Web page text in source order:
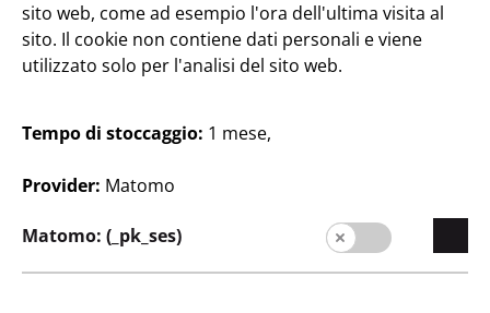
Azienda
Carriera
sito web, come ad esempio l'ora dell'ultima visita al
sito. Il cookie non contiene dati personali e viene
utilizzato solo per l'analisi del sito web.
Tempo di stoccaggio: 1 mese,
Provider: Matomo
Matomo: (_pk_ses)